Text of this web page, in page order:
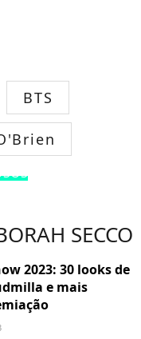
BTS
SECCO
2023: 30 looks de
e mais